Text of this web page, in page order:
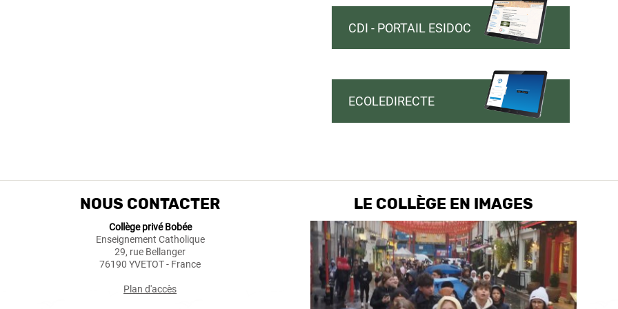
CDI - PORTAIL ESIDOC
ECOLEDIRECTE
NOUS CONTACTER
Collège privé Bobée
Enseignement Catholique
29, rue Bellanger
76190 YVETOT - France
Plan d'accès
LE COLLÈGE EN IMAGES